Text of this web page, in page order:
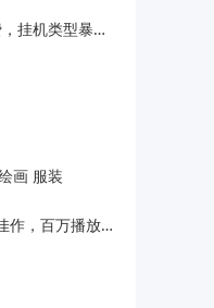
手小白也能月入5000+！
画 服装
播放，好评如潮！